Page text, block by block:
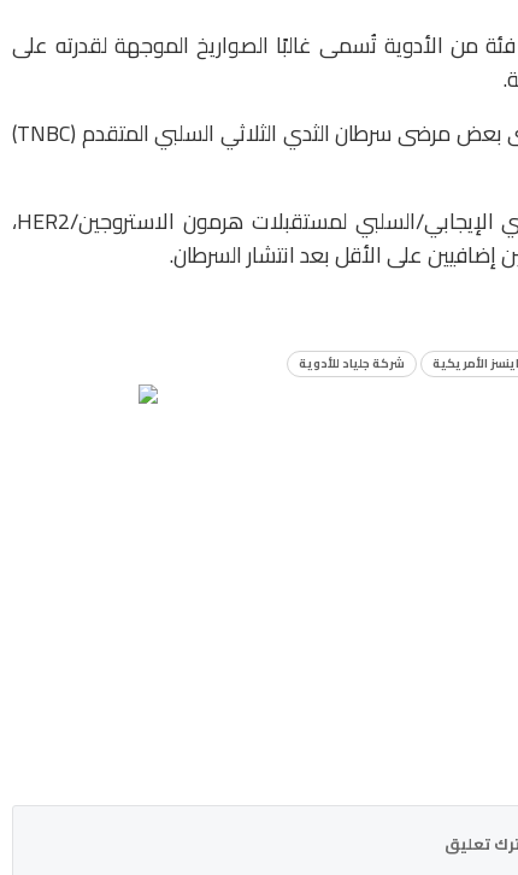
من الأدوية تُسمى غالبًا الصواريخ الموجهة لقدرته على
في الشهر الماضي، قلل الدواء من خطر تطور المرض لدى بعض مرضى سرطان الثدي الثلاثي السلبي المتقدم (TNBC)
تمت الموافقة عليه بالفعل لبعض مرضى سرطان الثدي الإيجابي/السلبي لمستقبلات هرمون الاستروجين/HER2،
إضافيين على الأقل بعد انتشار السرطان.
الأمريكية شركة جلياد للأدوية
تعليق